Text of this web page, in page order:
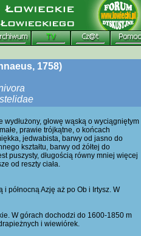
1758)
głowę wąską o wyciągniętym
prawie trójkątne, o końcach
jedwabista, barwy od jasno do
kształtu, barwy od żółtej do
puszysty, długością równy mniej więcej
od reszty ciała.
północną Azję aż po Ob i Irtysz. W
W górach dochodzi do 1600-1850 m
i wiewiórek.